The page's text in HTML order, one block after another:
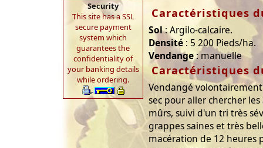
Security
This site has a SSL
secure payment
system which
guarantees the
confidentiality of
your banking details
while ordering.
Caractéristiques
Sol: Argilo-calcaire.
Densité : 5 200 Pieds/ha.
Vendange: manuelle
Caractéristiques
Vendangé
sec pour aller chercher
mûrs, suivi d'un tri très
grappes saines et très
macération de 12 heures